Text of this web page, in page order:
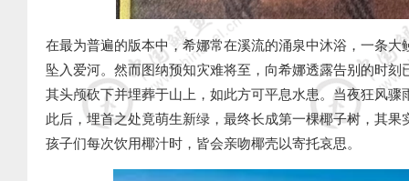
在最为普遍的版本中，希娜常在溪流的涌泉中沐浴，一条
坠入爱河。然而图纳预知灾难将至，向希娜透露告别的时
其头颅砍下并埋葬于山上，如此方可平息水患。当夜狂风
此后，埋首之处竟萌生新绿，最终长成第一棵椰子树，其
孩子们每次饮用椰汁时，皆会亲吻椰壳以寄托哀思。